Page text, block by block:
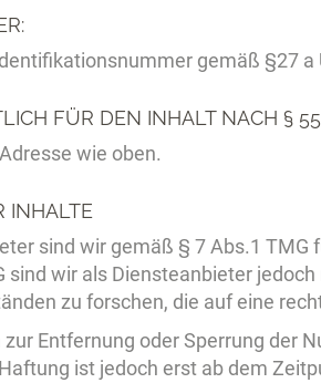
gemäß §27
FÜR DEN INHALT NACH § 55
wie oben.
INHALTE
sind wir gemäß § 7 Abs.1
sind wir als Diensteanbieter
zu forschen, die auf eine
Entfernung oder Sperrung der
ist jedoch erst ab dem